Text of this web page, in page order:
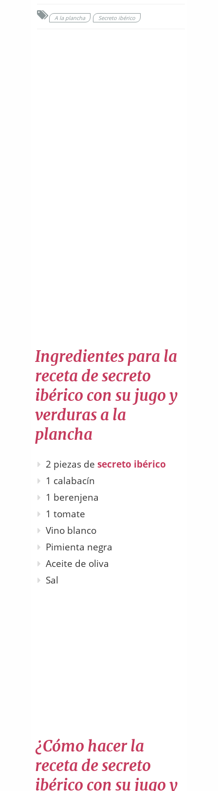
A la plancha Secreto ibérico
Ingredientes para la
receta de secreto
ibérico con su jugo y
verduras a la
plancha
2 piezas de secreto ibérico
1 calabacín
1 berenjena
1 tomate
Vino blanco
Pimienta negra
Aceite de oliva
Sal
¿Cómo hacer la
receta de secreto
ibérico con su jugo y